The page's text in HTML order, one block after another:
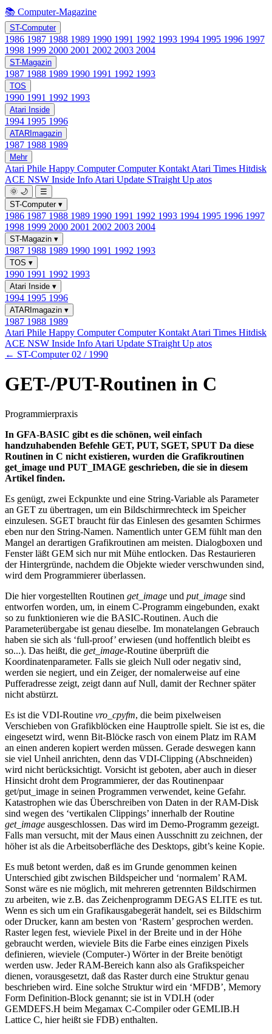
📚 Computer-Magazine
ST-Computer
1986 1987 1988 1989 1990 1991 1992 1993 1994 1995 1996 1997
1998 1999 2000 2001 2002 2003 2004
ST-Magazin
1987 1988 1989 1990 1991 1992 1993
TOS
1990 1991 1992 1993
Atari Inside
1994 1995 1996
ATARImagazin
1987 1988 1989
Mehr
Atari Phile Happy ComputerComputer Kontakt Atari Times Hitdisk
ACE NSW Inside Info Atari Update STraight Up atos
🌞 🌙
☰
ST-Computer ▾
1986 1987 1988 1989 1990 1991 1992 1993 1994 1995 1996 1997
1998 1999 2000 2001 2002 2003 2004
ST-Magazin ▾
1987 1988 1989 1990 1991 1992 1993
TOS ▾
1990 1991 1992 1993
Atari Inside ▾
1994 1995 1996
ATARImagazin ▾
1987 1988 1989
Atari Phile Happy ComputerComputer Kontakt Atari Times Hitdisk
ACE NSW Inside Info Atari Update STraight Up atos
← ST-Computer 02 / 1990
GET-/PUT-Routinen in C
Programmierpraxis
In GFA-BASIC gibt es die schönen, weil einfach
handzuhabenden Befehle GET, PUT, SGET, SPUT Da diese
Routinen in C nicht existieren, wurden die Grafikroutinen
get_image und PUT_IMAGE geschrieben, die sie in diesem
Artikel finden.
Es genügt, zwei Eckpunkte und eine String-Variable als Parameter
an GET zu übertragen, um ein Bildschirmrechteck im Speicher
einzulesen. SGET braucht für das Einlesen des gesamten Schirmes
eben nur den String-Namen. Namentlich unter GEM fühlt man den
Mangel an derartigen Grafikroutinen am meisten. Dialogboxen und
Fenster läßt GEM sich nur mit Mühe entlocken. Das Restaurieren
der Hintergründe, nachdem die Objekte wieder verschwunden sind,
wird dem Programmierer überlassen.
Die hier vorgestellten Routinen get_image und put_image sind
entworfen worden, um, in einem C-Programm eingebunden, exakt
so zu funktionieren wie die BASIC-Routinen. Auch die
Parameterübergabe ist genau dieselbe. Im monatelangen Gebrauch
haben sie sich als ‘full-proof’ erwiesen (und hoffentlich bleibt es
so...). Das heißt, die get_image-Routine überprüft die
Koordinatenparameter. Falls sie gleich Null oder negativ sind,
werden sie negiert, und ein Zeiger, der nomalerweise auf eine
Pufferadresse zeigt, zeigt dann auf Null, damit der Rechner später
nicht abstürzt.
Es ist die VDI-Routine vro_cpyfm, die beim pixelweisen
Verschieben von Grafikblöcken eine Hauptrolle spielt. Sie ist es, die
eingesetzt wird, wenn Bit-Blöcke rasch von einem Platz im RAM
an einen anderen kopiert werden müssen. Gerade deswegen kann
sie viel Unheil anrichten, denn das VDI-Clipping (Abschneiden)
wird nicht berücksichtigt. Vorsicht ist geboten, aber auch in dieser
Hinsicht droht dem Programmierer, der das Routinenpaar
get/put_image in seinen Programmen verwendet, keine Gefahr.
Katastrophen wie das Überschreiben von Daten in der RAM-Disk
sind wegen des ‘vertikalen Clippings’ innerhalb der Routine
get_image ausgeschlossen. Das wird im Demo-Programm gezeigt.
Falls man versucht, mit der Maus einen Ausschnitt zu zeichnen, der
höher ist als die Arbeitsoberfläche des Desktops, gibt’s keine Kopie.
Es muß betont werden, daß es im Grunde genommen keinen
Unterschied gibt zwischen Bildspeicher und ‘normalem’ RAM.
Sonst wäre es nie möglich, mit mehreren getrennten Bildschirmen
zu arbeiten, wie z.B. das Zeichenprogramm DEGAS ELITE es tut.
Wenn es sich um ein Grafikausgabegerät handelt, sei es Bildschirm
oder Drucker, kann am besten von ‘Rastern’ gesprochen werden.
Raster legen fest, wieviele Pixel in der Breite und in der Höhe
gebraucht werden, wieviele Bits die Farbe eines einzigen Pixels
definieren, wieviele (Computer-) Wörter in der Breite benötigt
werden usw. Jeder RAM-Bereich kann also als Grafikspeicher
dienen, vorausgesetzt, daß das Raster durch eine Struktur genau
beschrieben wird. Eine solche Struktur wird ein ‘MFDB’, Memory
Form Definition-Block genannt; sie ist in VDI.H (oder
GEMDEFS.H beim Megamax C-Compiler oder GEMLIB.H
Lattice C, hier heißt sie FDB) enthalten.